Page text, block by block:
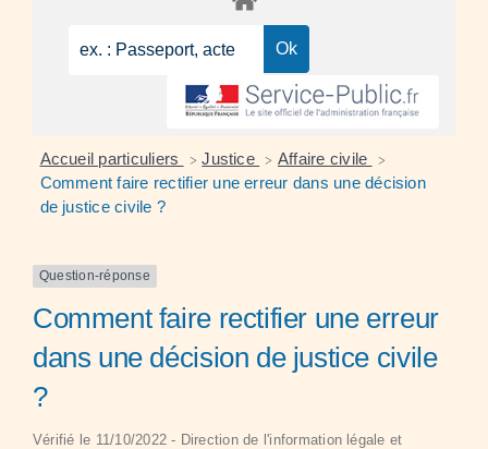
Accueil particuliers > Justice > Affaire civile >
Comment faire rectifier une erreur dans une décision
de justice civile ?
Question-réponse
Comment faire rectifier une erreur
dans une décision de justice civile
?
Vérifié le 11/10/2022 - Direction de l'information légale et